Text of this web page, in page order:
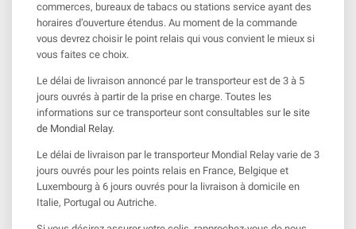
commerces, bureaux de tabacs ou stations service ayant des
horaires d’ouverture étendus. Au moment de la commande
vous devrez choisir le point relais qui vous convient le mieux si
vous faites ce choix.
Le délai de livraison annoncé par le transporteur est de 3 à 5
jours ouvrés à partir de la prise en charge. Toutes les
informations sur ce transporteur sont consultables sur le site
de Mondial Relay.
Le délai de livraison par le transporteur Mondial Relay varie de 3
jours ouvrés pour les points relais en France, Belgique et
Luxembourg à 6 jours ouvrés pour la livraison à domicile en
Italie, Portugal ou Autriche.